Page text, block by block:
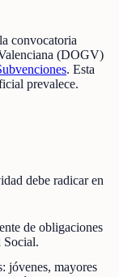
convocatoria
(DOGV)
. Esta
prevalece.
debe radicar en
de obligaciones
Social.
jóvenes, mayores